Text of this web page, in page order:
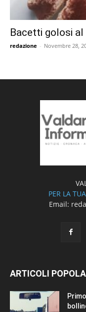
Bacetti golosi
redazione - Novembre 28,
PER LA
Email:
ARTICOLI